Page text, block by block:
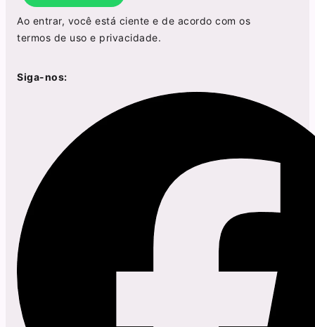
Ao entrar, você está ciente e de acordo com os
termos de uso e privacidade.
Siga-nos: